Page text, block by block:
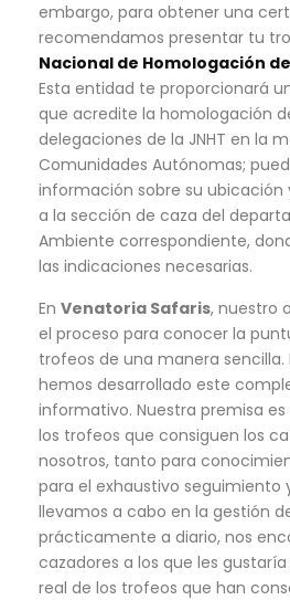
embargo, para obtener una
recomendamos presentar tu
Nacional de Homologación
Esta entidad te proporcionará
que acredite la homologación
delegaciones de la JNHT en la
Comunidades Autónomas;
información sobre su
a la sección de caza del
Ambiente correspondiente,
las indicaciones necesarias.
En Venatoria Safaris, nuestro
el proceso para conocer la
trofeos de una manera sencilla.
hemos desarrollado este
informativo. Nuestra premisa
los trofeos que consiguen los
nosotros, tanto para
para el exhaustivo seguimiento
llevamos a cabo en la gestión
prácticamente a diario, nos
cazadores a los que les
real de los trofeos que han